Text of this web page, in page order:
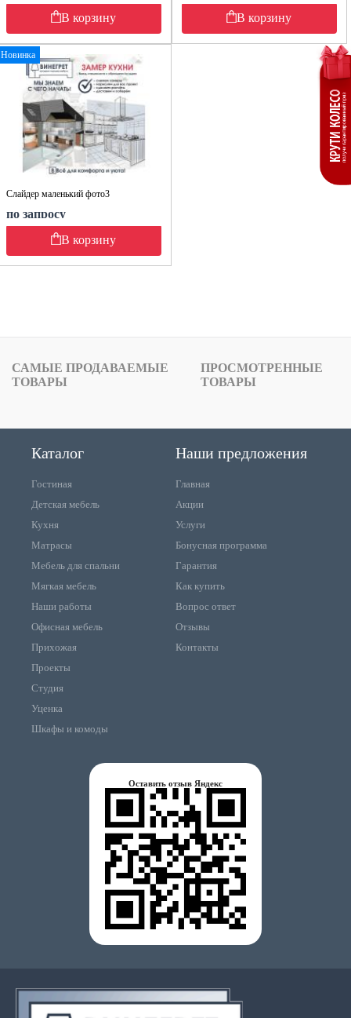
В корзину
В корзину
Новинка
Слайдер маленький фото3
по запросу
В корзину
САМЫЕ ПРОДАВАЕМЫЕ
ТОВАРЫ
ПРОСМОТРЕННЫЕ
ТОВАРЫ
Каталог
Гостиная
Детская мебель
Кухня
Матрасы
Мебель для спальни
Мягкая мебель
Наши работы
Офисная мебель
Прихожая
Проекты
Студия
Уценка
Шкафы и комоды
Наши предложения
Главная
Акции
Услуги
Бонусная программа
Гарантия
Как купить
Вопрос ответ
Отзывы
Контакты
Оставить отзыв Яндекс